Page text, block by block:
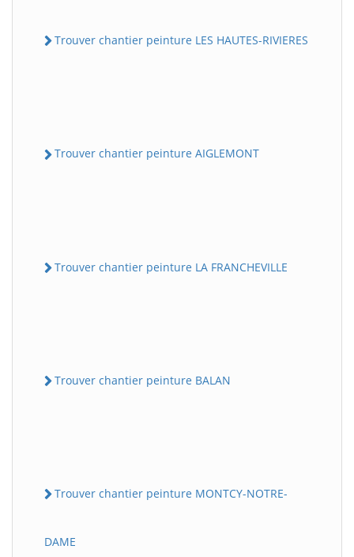
Trouver chantier peinture LES HAUTES-RIVIERES
Trouver chantier peinture AIGLEMONT
Trouver chantier peinture LA FRANCHEVILLE
Trouver chantier peinture BALAN
Trouver chantier peinture MONTCY-NOTRE-
DAME